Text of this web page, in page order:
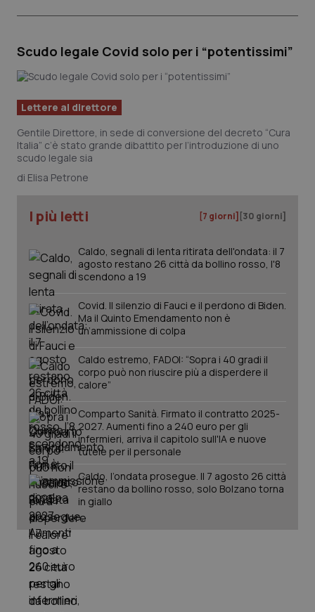
Scudo legale Covid solo per i “potentissimi”
Lettere al direttore
Gentile Direttore, in sede di conversione del decreto “Cura
Italia” c’è stato grande dibattito per l’introduzione di uno
scudo legale sia
Elisa Petrone
I più letti [7 giorni] [30 giorni]
Caldo, segnali di lenta ritirata dell'ondata: il 7
agosto restano 26 città da bollino rosso, l'8
scendono a 19
Covid. Il silenzio di Fauci e il perdono di Biden.
Ma il Quinto Emendamento non è
un’ammissione di colpa
Caldo estremo, FADOI: “Sopra i 40 gradi il
corpo può non riuscire più a disperdere il
calore”
Comparto Sanità. Firmato il contratto 2025-
2027. Aumenti fino a 240 euro per gli
infermieri, arriva il capitolo sull'IA e nuove
tutele per il personale
Caldo, l’ondata prosegue. Il 7 agosto 26 città
restano da bollino rosso, solo Bolzano torna
in giallo